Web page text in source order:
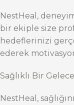
NestHeal,
bir ekiple size
hedeflerinizi
ederek
Sağlıklı Bir
NestHeal,